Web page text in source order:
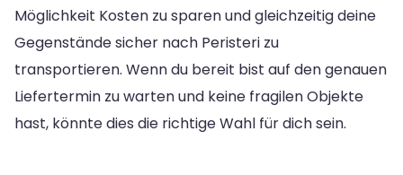
Möglichkeit Kosten zu sparen und gleichzeitig deine
Gegenstände sicher nach Peristeri zu
transportieren. Wenn du bereit bist auf den genauen
Liefertermin zu warten und keine fragilen Objekte
hast, könnte dies die richtige Wahl für dich sein.